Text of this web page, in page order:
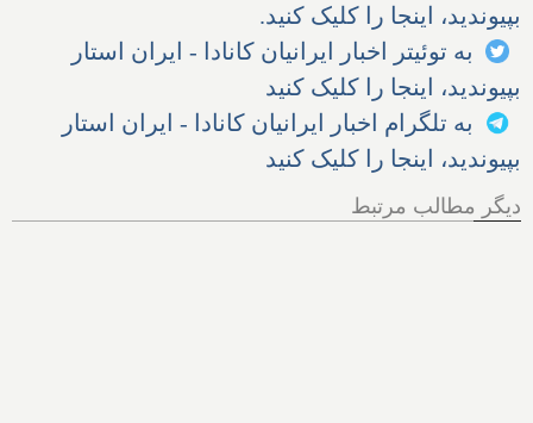
بپیوندید، اینجا را کلیک کنید.
به توئیتر اخبار ایرانیان کانادا - ایران استار
بپیوندید، اینجا را کلیک کنید
به تلگرام اخبار ایرانیان کانادا - ایران استار
بپیوندید، اینجا را کلیک کنید
دیگر مطالب مرتبط